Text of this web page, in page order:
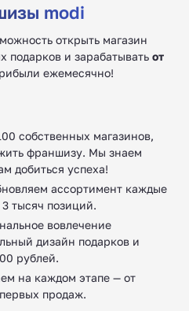
modi
открыть магазин
подарков и зарабатывать от
ежемесячно!
собственных магазинов,
франшизу. Мы знаем
добиться успеха!
ассортимент каждые
тысяч позиций.
вовлечение
дизайн подарков и
рублей.
на каждом этапе — от
продаж.